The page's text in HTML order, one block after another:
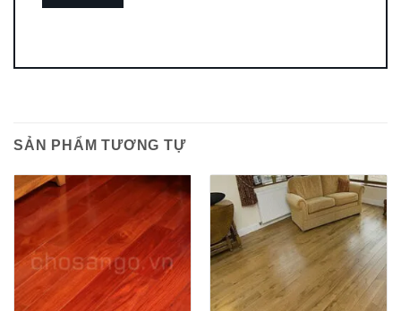
SẢN PHẨM TƯƠNG TỰ